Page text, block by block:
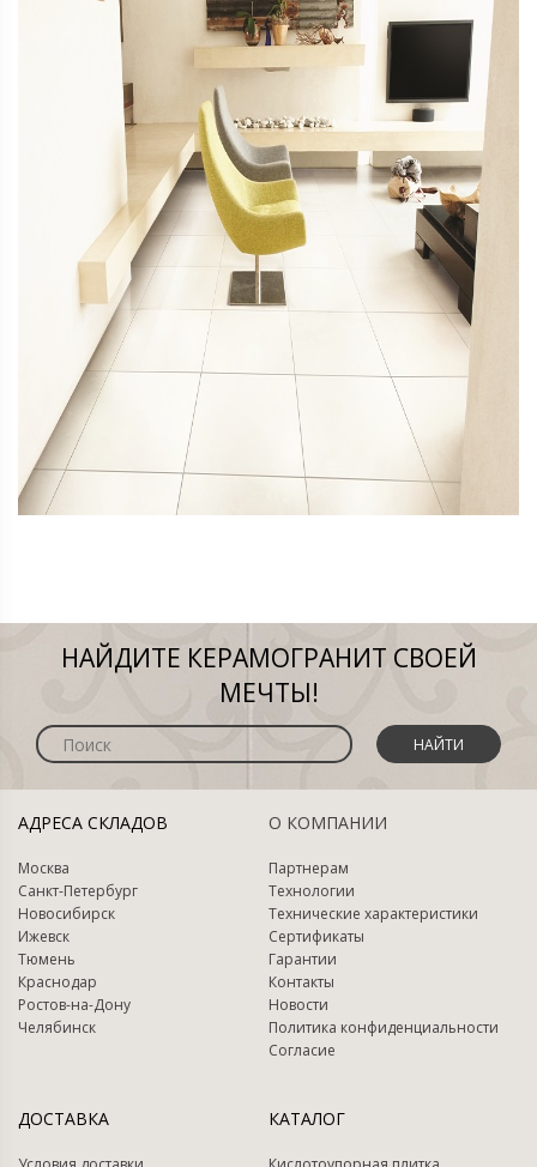
НАЙДИТЕ КЕРАМОГРАНИТ СВОЕЙ
МЕЧТЫ!
НАЙТИ
АДРЕСА СКЛАДОВ
Москва
Санкт-Петербург
Новосибирск
Ижевск
Тюмень
Краснодар
Ростов-на-Дону
Челябинск
О КОМПАНИИ
Партнерам
Технологии
Технические характеристики
Сертификаты
Гарантии
Контакты
Новости
Политика конфиденциальности
Согласие
ДОСТАВКА КАТАЛОГ